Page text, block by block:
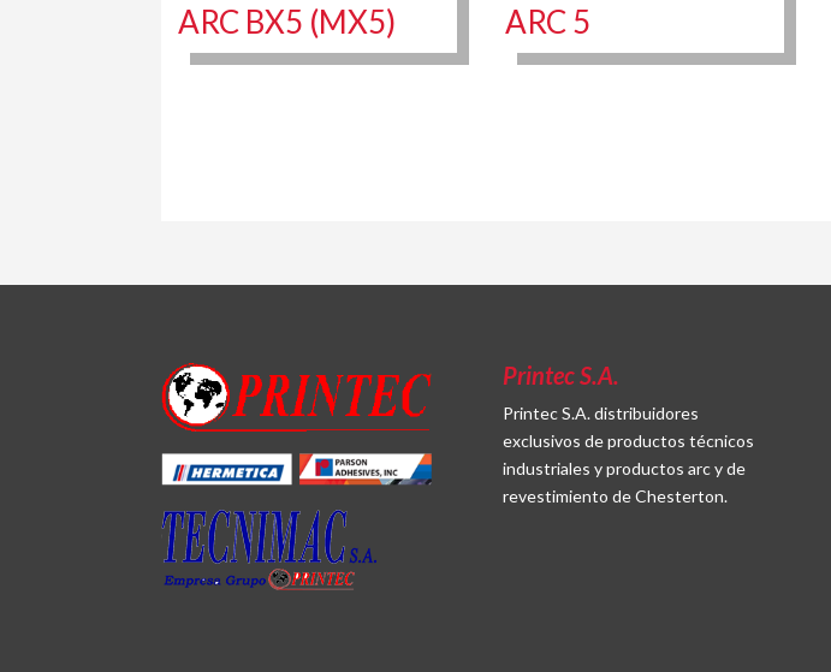
ARC BX5 (MX5) ARC 5
Printec S.A.
Printec S.A. distribuidores
exclusivos de productos técnicos
industriales y productos arc y de
revestimiento de Chesterton.